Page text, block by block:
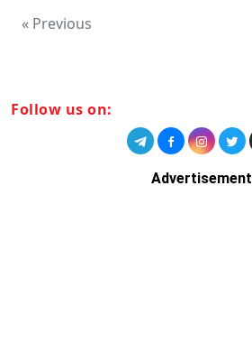
« Previous
Follow us on:
Advertisement